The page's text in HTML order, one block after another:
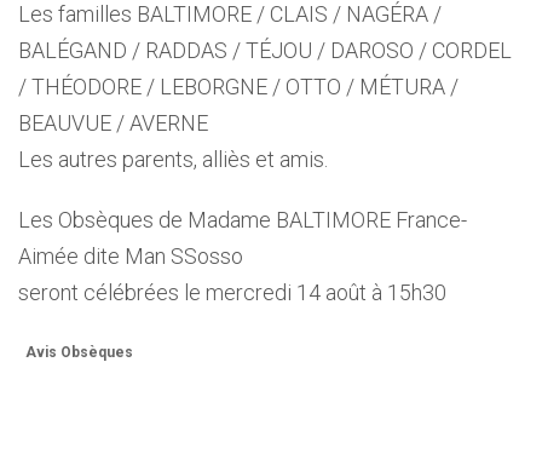
Les familles BALTIMORE / CLAIS / NAGÉRA /
BALÉGAND / RADDAS / TÉJOU / DAROSO / CORDEL
/ THÉODORE / LEBORGNE / OTTO / MÉTURA /
BEAUVUE / AVERNE
Les autres parents, alliès et amis.
Les Obsèques de Madame BALTIMORE France-
Aimée dite Man SSosso
seront célébrées le mercredi 14 août à 15h30
Avis Obsèques